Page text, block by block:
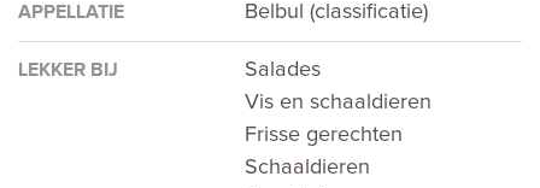
APPELLATIE Belbul (classificatie)
LEKKER BIJ
Salades
Vis en schaaldieren
Frisse gerechten
Schaaldieren